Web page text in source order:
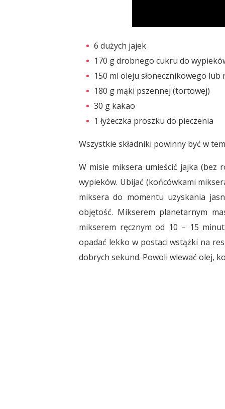
6 dużych jajek
170 g drobnego cukru do
150 ml oleju słonecznikowego
180 g mąki pszennej (tortowej)
30 g kakao
1 łyżeczka proszku do pieczenia
Wszystkie składniki powinny być w
W misie miksera umieścić jajka (bez
wypieków. Ubijać (końcówkami
miksera do momentu uzyskania
objętość. Mikserem planetarnym
mikserem ręcznym od 10 – 15
opadać lekko w postaci wstążki na
dobrych sekund. Powoli wlewać olej,